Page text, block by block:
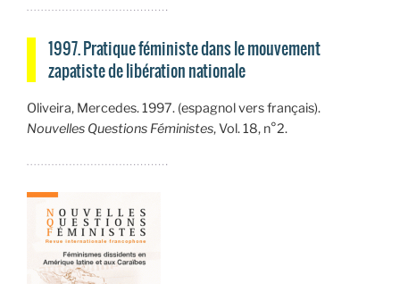
1997. Pratique féministe dans le mouvement
zapatiste de libération nationale
Oliveira, Mercedes. 1997. (espagnol vers français).
Nouvelles Questions Féministes, Vol. 18, n°2.